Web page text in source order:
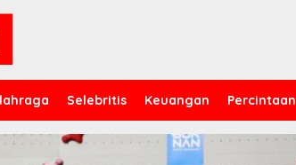
Selebritis Keuangan Percintaan